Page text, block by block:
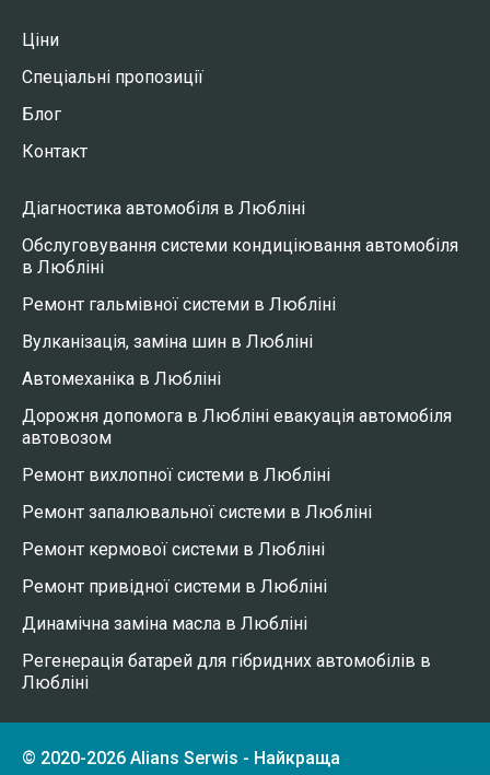
Ціни
Спеціальні пропозиції
Блог
Контакт
Діагностика автомобіля в Любліні
Обслуговування системи кондиціювання автомобіля
в Любліні
Ремонт гальмівної системи в Любліні
Вулканізація, заміна шин в Любліні
Автомеханіка в Любліні
Дорожня допомога в Любліні евакуація автомобіля
автовозом
Ремонт вихлопної системи в Любліні
Ремонт запалювальної системи в Любліні
Ремонт кермової системи в Любліні
Ремонт привідної системи в Любліні
Динамічна заміна масла в Любліні
Регенерація батарей для гібридних автомобілів в
Любліні
© 2020-2026 Alians Serwis - Найкраща